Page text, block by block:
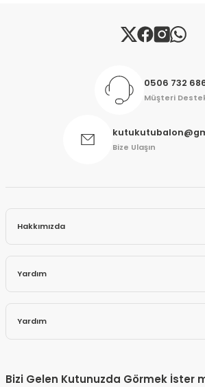
Gönder
0506 732
Müşteri
Bize Ulaşın
Hakkımızda
Yardım
Yardım
Bizi Gelen Kutunuzda Görmek İster